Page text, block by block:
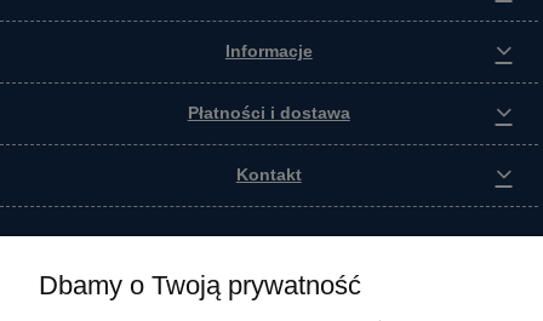
Informacje
Płatności i dostawa
Kontakt
Dbamy o Twoją prywatność